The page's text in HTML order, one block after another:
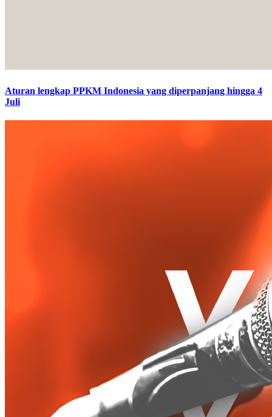
Aturan lengkap PPKM Indonesia yang diperpanjang hingga 4
Juli